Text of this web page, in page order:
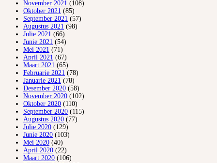
November 2021 (108)
Oktober 2021 (85)
September 2021 (57)
Augustus 2021 (98)
Julie 2021 (66)
Junie 2021 (54)
Mei 2021 (71)
April 2021 (67)
Maart 2021 (65)
Februarie 2021 (78)
Januarie 2021 (78)
Desember 2020 (58)
November 2020 (102)
Oktober 2020 (110)
September 2020 (115)
Augustus 2020 (77)
Julie 2020 (129)
Junie 2020 (103)
Mei 2020 (40)
April 2020 (22)
Maart 2020 (106)